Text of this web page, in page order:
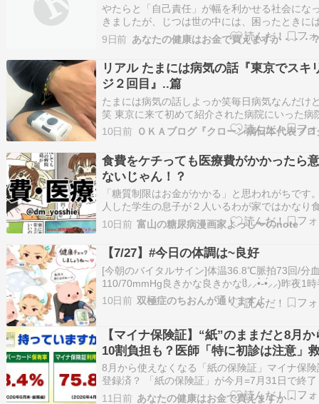
やたらと「自己責任」が幅を利かせる社会にな
きましたが、じつは世の中には、困ったときに
「もらえるお金」というものがたくさんあるん
す！ 書類を書くのが面倒くさいなんて言わずに
なたもレッツ申請ーー!! 厚生労働省の調べによ
と、病気やケガによる入院患者の数は、50代を
急…
9日前 あなたの健康はお金で買えますか・・・
リアル たまには病気の話『東京でスキ
ジ２回目』..篇
たまには病気の話しよっか笑毎日病気なんだけ
笑 東京に来て初めて紹介された病院にいった病
本当に立地が良くてね大阪のグランフロント→
に病院が変わった家から徒歩圏内だし調剤薬局
っては２分エレンタールを郵送せずに台車借り
べる距離笑 ２月からスキリージに変更してね
10日前 ＯＫＡブログ『クローン病日本代表ブロ
食費をケチっても医療費がかかったら
ないじゃん！？
「糖質制限はお金がかかる」と思われがちです
人した学生の息子が２人いるわが家ではかなり
が高いことは否定しませんが、いつもステーキ
り食べているわけじゃないですよ。続きをみる
10日前 富山の糖尿病漫画家よっしーのnote
【7/27】#今日の体調は~良好
[今朝のバイタルサイン]体温36.8℃脈拍73回/分
110/70mmHg良きかな良きかなჱ̒⸝⸝•̀֊•́⸝⸝)昨夜1
目覚めてから眠れてないので今から少し仮眠と
す右肩が痛くて動かすとバキ、バキ言いますの
節にぶち…
10日前 双極症のちおんが通りますよ
【マイナ保険証】“紙”のままだと8月か
10割負担も？医師「特に初診は注意」
措置はある??持っていない人は『資格
書』を要チェック
8月から使えなくなる「紙の保険証」マイナ保険
登録済？ 「紙の保険証」が今月=7月31日で終了
す。8月からは、初診の際などに「マイナ保険
11日前 あなたの健康はお金で買えますか・・・